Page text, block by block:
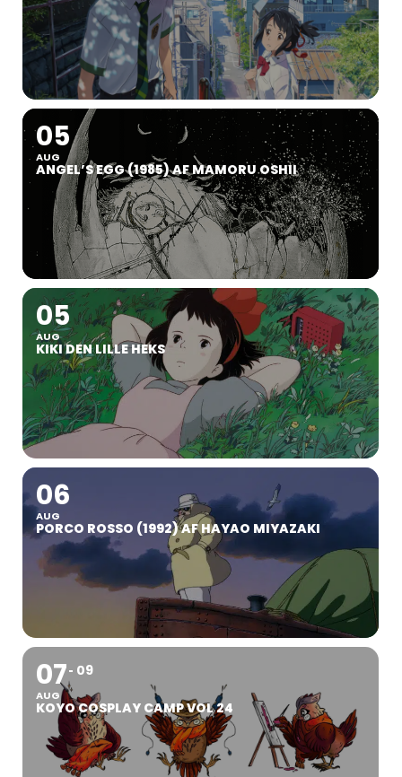
05
AUG
ANGEL’S EGG (1985) AF MAMORU OSHII
05
AUG
KIKI DEN LILLE HEKS
06
AUG
PORCO ROSSO (1992) AF HAYAO MIYAZAKI
07
AUG
09
KOYO COSPLAY CAMP VOL 24